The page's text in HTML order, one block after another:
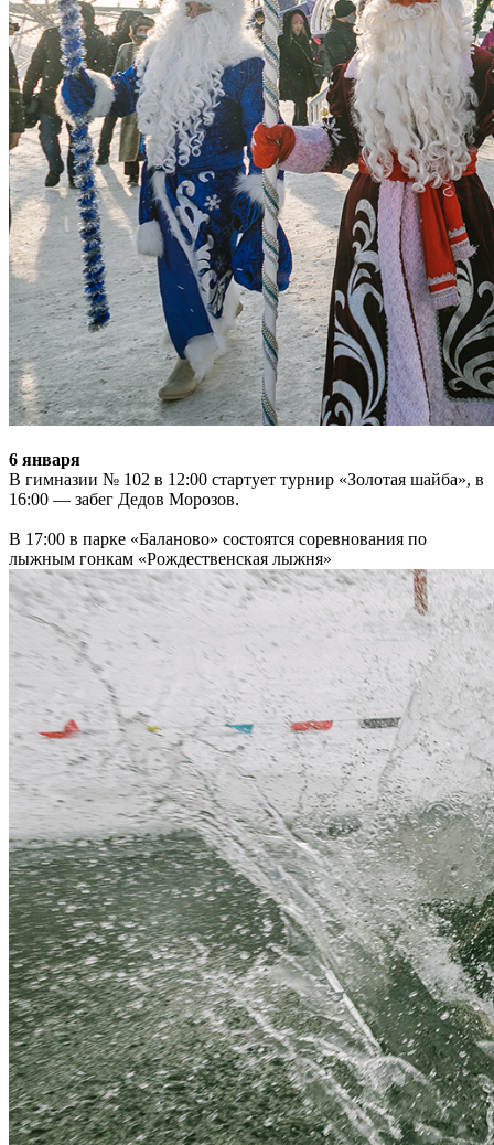
6 января
В гимназии № 102 в 12:00 стартует турнир «Золотая шайба», в
16:00 — забег Дедов Морозов.
В 17:00 в парке «Баланово» состоятся соревнования по
лыжным гонкам «Рождественская лыжня»